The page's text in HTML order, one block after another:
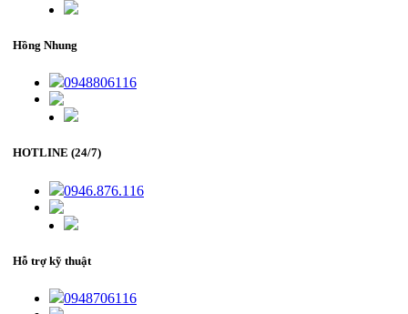
Hồng Nhung
0948806116
HOTLINE (24/7)
0946.876.116
Hỗ trợ kỹ thuật
0948706116